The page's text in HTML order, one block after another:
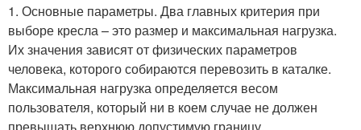
1. Основные параметры. Два главных критерия при
выборе кресла – это размер и максимальная нагрузка.
Их значения зависят от физических параметров
человека, которого собираются перевозить в каталке.
Максимальная нагрузка определяется весом
пользователя, который ни в коем случае не должен
превышать верхнюю допустимую границу.